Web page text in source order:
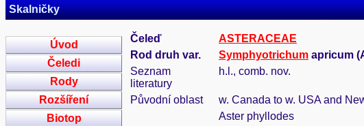
Skalničky
Úvod
Čeledi
Rody
Rozšíření
Biotop
Čeleď
ASTERACEAE
Rod druh var.
Symphyotrichum apricum
Seznam
literatury
h.l., comb. nov.
Původní oblast
w. Canada to w. USA and
Aster phyllodes